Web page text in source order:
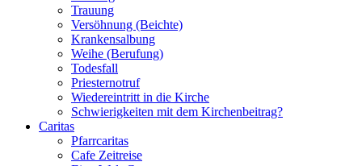
Trauung
Versöhnung (Beichte)
Krankensalbung
Weihe (Berufung)
Todesfall
Priesternotruf
Wiedereintritt in die Kirche
Schwierigkeiten mit dem Kirchenbeitrag?
Caritas
Pfarrcaritas
Cafe Zeitreise